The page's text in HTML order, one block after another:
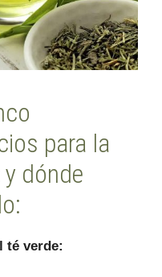
para la
dónde
té verde: